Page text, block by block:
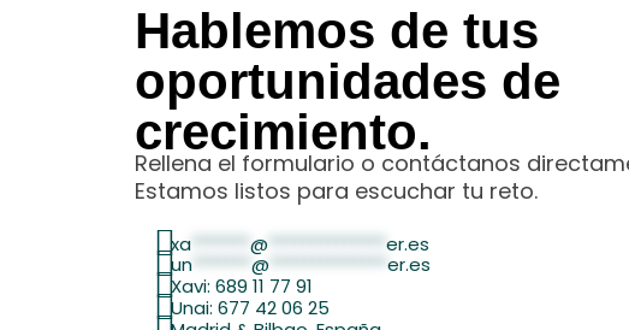
Hablemos de tus
oportunidades de
crecimiento.
Rellena el formulario o contáctanos
Estamos listos para escuchar tu reto.
xa @
er.es
un*******@ **************er.es
Xavi: 689 11 77 91
Unai: 677 42 06 25